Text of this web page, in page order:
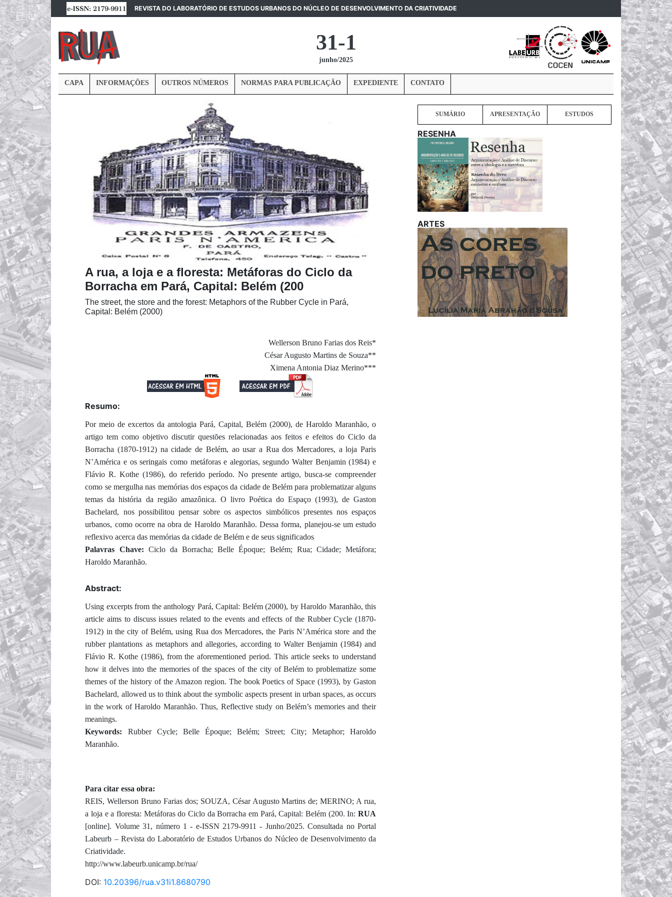
REVISTA DO LABORATÓRIO DE ESTUDOS URBANOS DO NÚCLEO DE DESENVOLVIMENTO DA CRIATIVIDADE
31-1
junho/2025
CAPA INFORMAÇÕES OUTROS NÚMEROS NORMAS PARA PUBLICAÇÃO EXPEDIENTE CONTATO
A rua, a loja e a floresta: Metáforas do Ciclo da
Borracha em Pará, Capital: Belém (200
The street, the store and the forest: Metaphors of the Rubber Cycle in Pará,
Capital: Belém (2000)
Wellerson Bruno Farias dos Reis*
César Augusto Martins de Souza**
Ximena Antonia Diaz Merino***
Resumo:
Por meio de excertos da antologia Pará, Capital, Belém (2000), de Haroldo Maranhão, o
artigo tem como objetivo discutir questões relacionadas aos feitos e efeitos do Ciclo da
Borracha (1870-1912) na cidade de Belém, ao usar a Rua dos Mercadores, a loja Paris
N’América e os seringais como metáforas e alegorias, segundo Walter Benjamin (1984) e
Flávio R. Kothe (1986), do referido período. No presente artigo, busca-se compreender
como se mergulha nas memórias dos espaços da cidade de Belém para problematizar alguns
temas da história da região amazônica. O livro Poética do Espaço (1993), de Gaston
Bachelard, nos possibilitou pensar sobre os aspectos simbólicos presentes nos espaços
urbanos, como ocorre na obra de Haroldo Maranhão. Dessa forma, planejou-se um estudo
reflexivo acerca das memórias da cidade de Belém e de seus significados
Palavras Chave: Ciclo da Borracha; Belle Époque; Belém; Rua; Cidade; Metáfora;
Haroldo Maranhão.
Abstract:
Using excerpts from the anthology Pará, Capital: Belém (2000), by Haroldo Maranhão, this
article aims to discuss issues related to the events and effects of the Rubber Cycle (1870-
1912) in the city of Belém, using Rua dos Mercadores, the Paris N’América store and the
rubber plantations as metaphors and allegories, according to Walter Benjamin (1984) and
Flávio R. Kothe (1986), from the aforementioned period. This article seeks to understand
how it delves into the memories of the spaces of the city of Belém to problematize some
themes of the history of the Amazon region. The book Poetics of Space (1993), by Gaston
Bachelard, allowed us to think about the symbolic aspects present in urban spaces, as occurs
in the work of Haroldo Maranhão. Thus, Reflective study on Belém’s memories and their
meanings.
Keywords: Rubber Cycle; Belle Époque; Belém; Street; City; Metaphor; Haroldo
Maranhão.
Para citar essa obra:
REIS, Wellerson Bruno Farias dos; SOUZA, César Augusto Martins de; MERINO; A rua,
a loja e a floresta: Metáforas do Ciclo da Borracha em Pará, Capital: Belém (200. In: RUA
[online]. Volume 31, número 1 - e-ISSN 2179-9911 - Junho/2025. Consultada no Portal
Labeurb – Revista do Laboratório de Estudos Urbanos do Núcleo de Desenvolvimento da
Criatividade.
http://www.labeurb.unicamp.br/rua/
DOI: 10.20396/rua.v31i1.8680790
SUMÁRIO APRESENTAÇÃO ESTUDOS
RESENHA
ARTES